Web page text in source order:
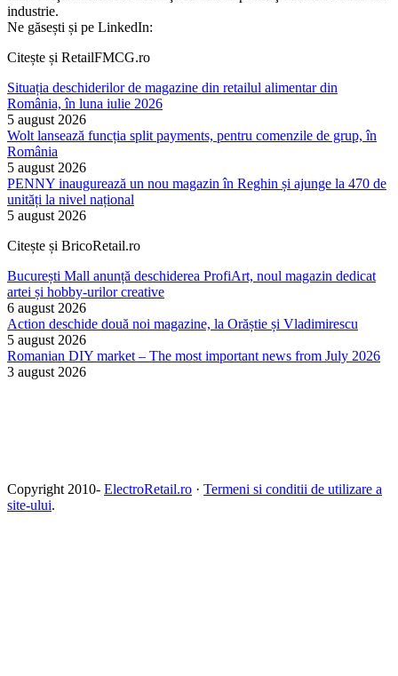
industrie.
Ne găsești și pe LinkedIn:
Citește și RetailFMCG.ro
Situația deschiderilor de magazine din retailul alimentar din
România, în luna iulie 2026
5 august 2026
Wolt lansează funcția split payments, pentru comenzile de grup, în
România
5 august 2026
PENNY inaugurează un nou magazin în Reghin și ajunge la 470 de
unități la nivel național
5 august 2026
Citește și BricoRetail.ro
București Mall anunță deschiderea ProfiArt, noul magazin dedicat
artei și hobby-urilor creative
6 august 2026
Action deschide două noi magazine, la Orăștie și Vladimirescu
5 august 2026
Romanian DIY market – The most important news from July 2026
3 august 2026
Copyright 2010- ElectroRetail.ro · Termeni si conditii de utilizare a
site-ului.